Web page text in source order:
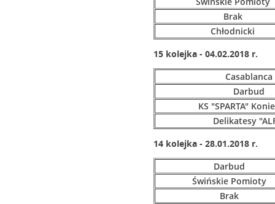
Brak
Chłodnicki
15 kolejka - 04.02.2018 r.
Casablanca
Darbud
KS "SPARTA"
Delikatesy
14 kolejka - 28.01.2018 r.
Darbud
Świńskie Pomioty
Brak